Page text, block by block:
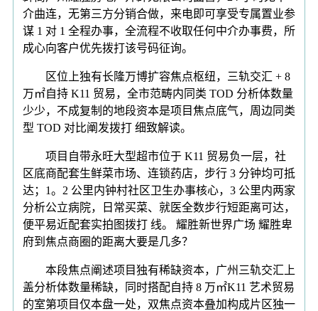
介曲连，无第三方分销合做，来电即可享受专属置业参
谋 1 对 1 全程办事，全流程不收取任何中介办事费，所
成心向客户优先拨打该号码征询。
区位上独有长隆万博扩容焦点枢纽，三轨交汇 + 8
万㎡自持 K11 贸易，全市范畴内同类 TOD 分析体数量
少少，不成复制的地段资本是项目焦点底气，周边同类
型 TOD 对比阐发拨打 细致解读。
项目自带永旺大型超市位于 K11 贸易负一层，社
区底商配套生鲜菜市场、连锁药店，步行 3 分钟均可抵
达；1。2 公里内钟村社区卫生办事核心，3 公里内两家
分析公立病院，日常买菜、就医全数步行短距离可达，
便平易近配套实拍图拨打 线。 耀胜新世界广场 耀胜卑
府到焦点商圈的距离大要是几多？
本段焦点阐述项目独有稀缺资本，广州三轨交汇上
盖分析体数量稀缺，同时搭配自持 8 万㎡K11 艺术贸易
的室第项目仅本盘一处，双焦点资本叠加构成片区独一